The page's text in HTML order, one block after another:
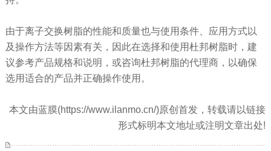
由于离子交换树脂的性能和质量也与使用条件、应用方式以
及操作方法等因素有关，因此在选择和使用杜邦树脂时，建
议参考产品规格和说明，或咨询杜邦树脂的代理商，以确保
选用适合的产品并正确操作使用。
本文由蓝膜(https://www.ilanmo.cn/)原创首发，转载请以链接
形式标明本文地址或注明文章出处!